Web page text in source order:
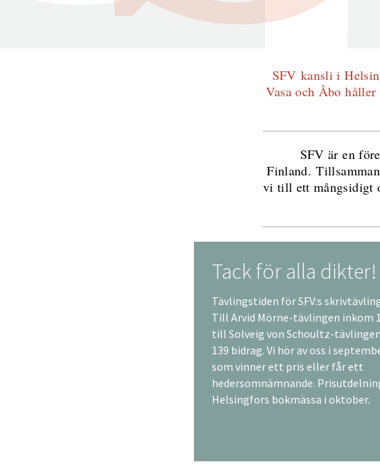
SFV kansli i
Vasa och Åbo
SFV är en
Finland.
vi till ett mångsidigt
Tack för alla dikter!
Tävlingstiden för SFV:s
Till Arvid Mörne-tävlingen inkom
till Solveig von Schoultz-
139 bidrag. Vi hör av oss i
som vinner ett pris eller får ett
hedersomnämnande.
Helsingfors bokmässa i oktober.